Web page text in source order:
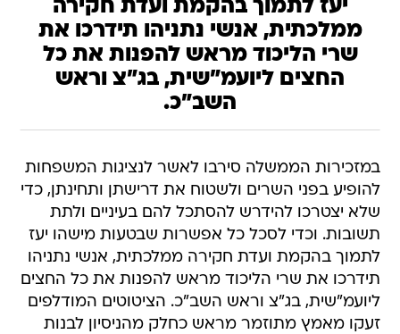
יעז לתמוך בהקמת ועדת חקירה
ממלכתית, אנשי נתניהו תידרכו את
שרי הליכוד מראש להפנות את כל
החצים ליועמ״שית, בג״צ וראש
השב״כ.
במזכירות הממשלה סירבו לאשר לנציגות המשפחות
להופיע בפני השרים ולשטוח את דרישתן ותחינתן, כדי
שלא יצטרכו להידרש להסתכל להם בעיניים ולתת
תשובות. וכדי לסכל כל אפשרות שבטעות מישהו יעז
לתמוך בהקמת ועדת חקירה ממלכתית, אנשי נתניהו
תידרכו את שרי הליכוד מראש להפנות את כל החצים
ליועמ"שית, בג"צ וראש השב"כ. הציטוטים המודלפים
זעקו מאמץ מתוזמר מראש כחלק מהניסיון לבנות